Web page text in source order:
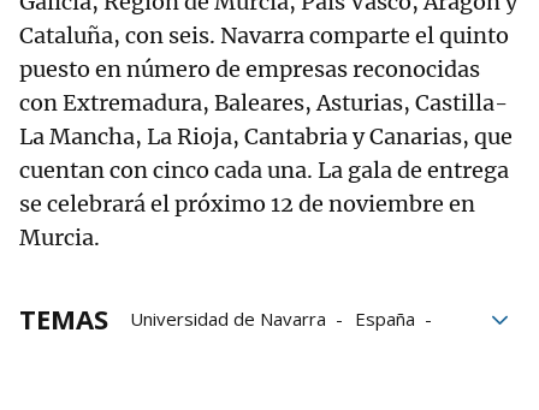
Cataluña, con seis. Navarra comparte el quinto
puesto en número de empresas reconocidas
con Extremadura, Baleares, Asturias, Castilla-
La Mancha, La Rioja, Cantabria y Canarias, que
cuentan con cinco cada una. La gala de entrega
se celebrará el próximo 12 de noviembre en
Murcia.
TEMAS Universidad de Navarra
España